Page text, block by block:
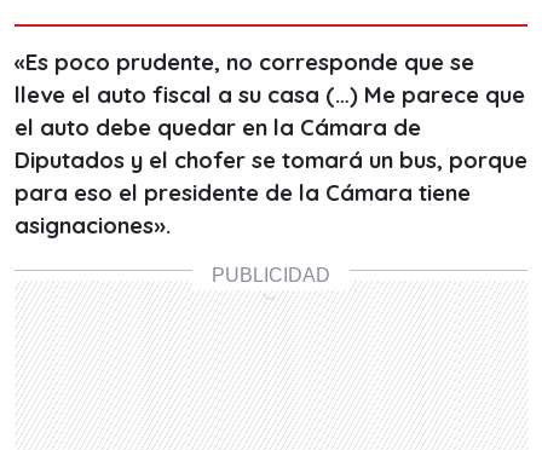
«Es poco prudente, no corresponde que se
lleve el auto fiscal a su casa (…) Me parece que
el auto debe quedar en la Cámara de
Diputados y el chofer se tomará un bus, porque
para eso el presidente de la Cámara tiene
asignaciones».